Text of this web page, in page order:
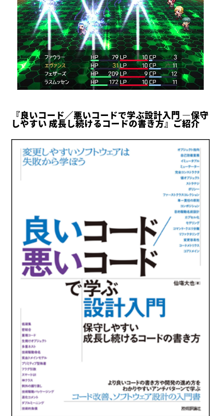
『良いコード／悪いコードで学ぶ設計入門 ―保守
しやすい 成長し続けるコードの書き方』ご紹介